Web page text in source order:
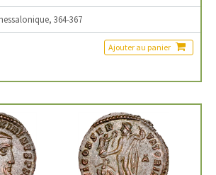
364-367
Ajouter au panier